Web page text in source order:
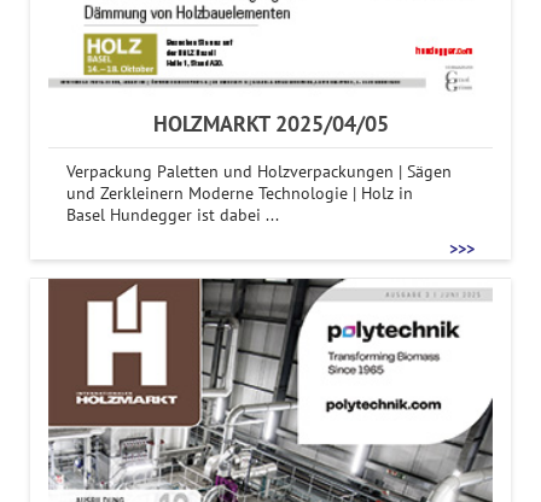
HOLZMARKT 2025/04/05
Verpackung Paletten und Holzverpackungen | Sägen
und Zerkleinern Moderne Technologie | Holz in
Basel Hundegger ist dabei ...
>>>